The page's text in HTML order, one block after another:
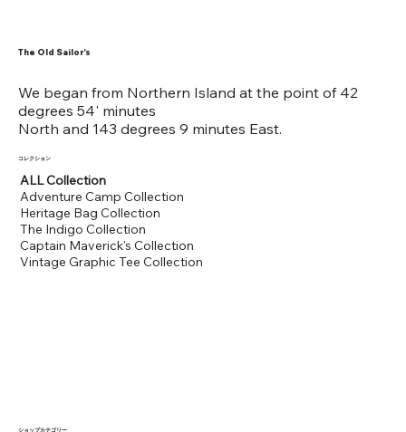
The Old Sailor's
​ショップカテゴリー
We began from Northern Island at the point of 42
degrees 54' minutes
North and 143 degrees 9 minutes East.
​コレクション
ALL Collection
Adventure Camp Collection
Heritage Bag Collection
The Indigo Collection
Captain Maverick's Collection
​Vintage Graphic Tee Collection